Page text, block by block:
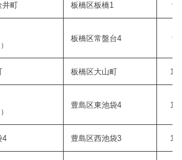
井町 板橋区板橋1
板橋区常盤台4
板橋区大山町
豊島区東池袋4
4 豊島区西池袋3